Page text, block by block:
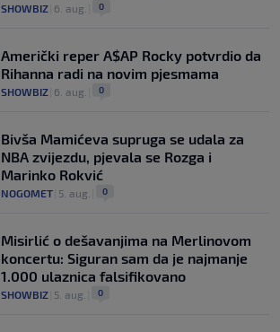
SHOWBIZ 6. aug. 0
Američki reper A$AP Rocky potvrdio da
Rihanna radi na novim pjesmama
SHOWBIZ 6. aug. 0
Bivša Mamićeva supruga se udala za
NBA zvijezdu, pjevala se Rozga i
Marinko Rokvić
NOGOMET 5. aug. 0
Misirlić o dešavanjima na Merlinovom
koncertu: Siguran sam da je najmanje
1.000 ulaznica falsifikovano
SHOWBIZ 5. aug. 0